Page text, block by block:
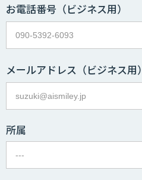
お電話番号 （ビジネス用）
メールアドレス （ビジネス用）
所属